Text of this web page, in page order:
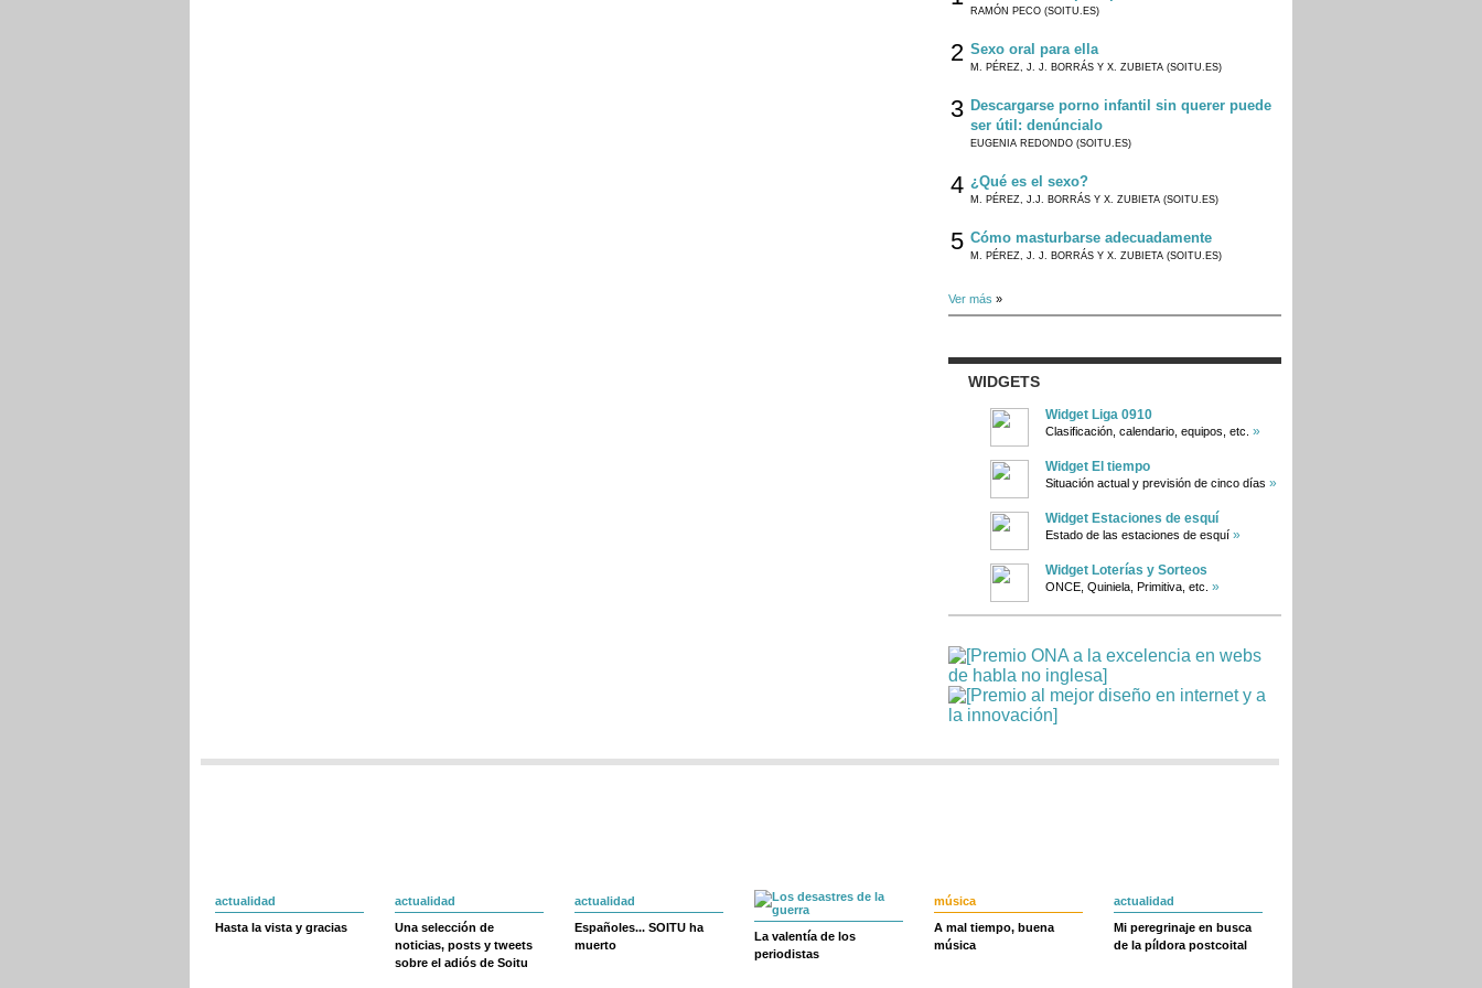
RAMÓN PECO (SOITU.ES)
2 Sexo oral para ella
M. PÉREZ, J. J. BORRÁS Y X. ZUBIETA (SOITU.ES)
3 Descargarse porno infantil sin querer puede
ser útil: denúncialo
EUGENIA REDONDO (SOITU.ES)
4 ¿Qué es el sexo?
M. PÉREZ, J.J. BORRÁS Y X. ZUBIETA (SOITU.ES)
5 Cómo masturbarse adecuadamente
M. PÉREZ, J. J. BORRÁS Y X. ZUBIETA (SOITU.ES)
Ver más »
WIDGETS
Widget Liga 0910
Clasificación, calendario, equipos, etc. »
Widget El tiempo
Situación actual y previsión de cinco días »
Widget Estaciones de esquí
Estado de las estaciones de esquí »
Widget Loterías y Sorteos
ONCE, Quiniela, Primitiva, etc. »
actualidad
Hasta la vista y gracias
actualidad
Una selección de
noticias, posts y tweets
sobre el adiós de Soitu
actualidad
Españoles... SOITU ha
muerto
La valentía de los
periodistas
música
A mal tiempo, buena
música
actualidad
Mi peregrinaje en busca
de la píldora postcoital